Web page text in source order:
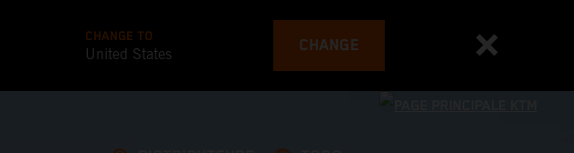
CHANGE TO
United States CHANGE